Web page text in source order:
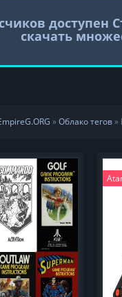
доступен
скачать
»Облако тегов»